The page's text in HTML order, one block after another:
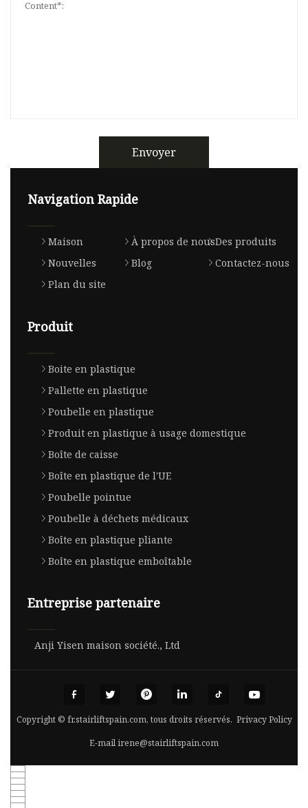
Envoyer
Navigation Rapide
Maison À propos de nousDes produits
Nouvelles
Blog
Contactez-nous
Plan du site
Produit
Boite en plastique
Pallette en plastique
Poubelle en plastique
Produit en plastique à usage domestique
Boîte de caisse
Boîte en plastique de l'UE
Poubelle pointue
Poubelle à déchets médicaux
Boîte en plastique pliante
Boîte en plastique emboîtable
Entreprise partenaire
Anji Yisen maison société., Ltd
Copyright © fr.stairliftspain.com, tous droits réservés. Privacy Policy
E-mailirene@stairliftspain.com